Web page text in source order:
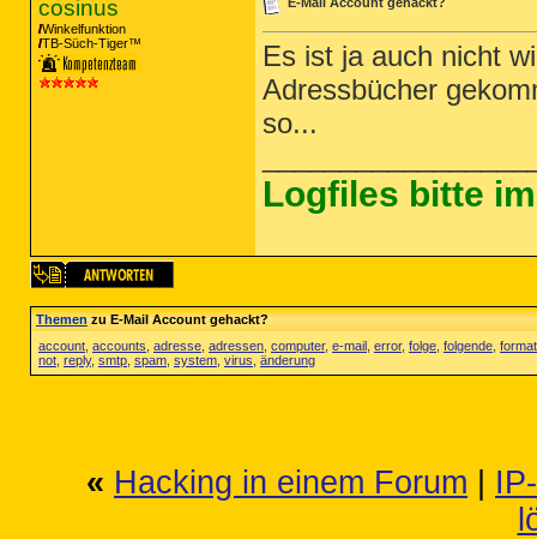
cosinus
Winkelfunktion
TB-Süch-Tiger™
Es ist ja auch nicht
Adressbücher
so...
Logfiles bitte
Themenzu E-Mail Account gehackt?
account accounts adresse adressen computer, e-mail error, folge folgende
not reply, smtp spam system virus änderung
« Hacking in einem Forum